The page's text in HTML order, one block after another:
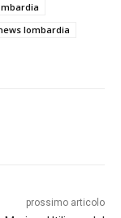
lombardia
prossimo articolo